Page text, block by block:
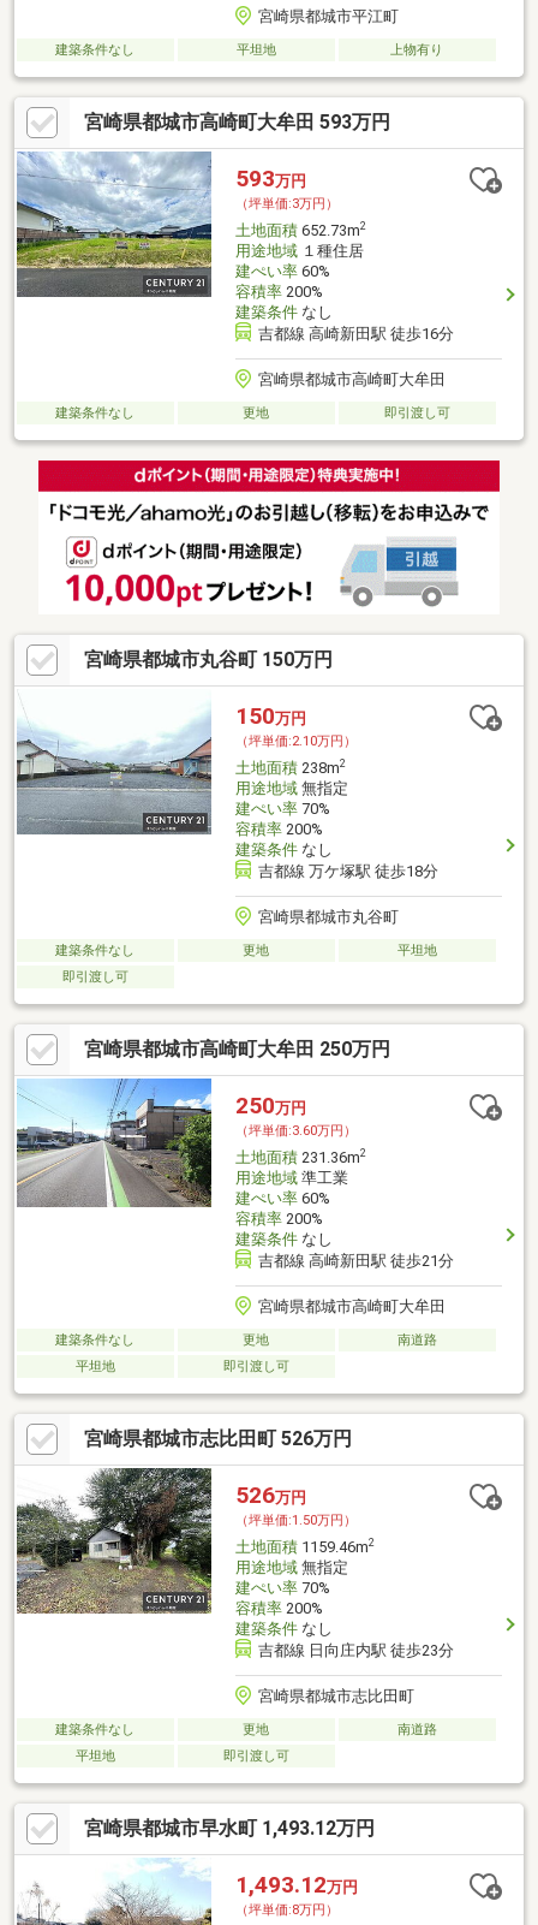
宮崎県都城市平江町
建築条件なし 平坦地 上物有り
宮崎県都城市高崎町大牟田 593万円
593万円
（坪単価:3万円）
土地面積652.73m2
用途地域１種住居
建ぺい率60%
容積率200%
建築条件なし
吉都線 高崎新田駅 徒歩16分
宮崎県都城市高崎町大牟田
建築条件なし 更地 即引渡し可
宮崎県都城市丸谷町 150万円
150万円
（坪単価:2.10万円）
土地面積238m2
用途地域無指定
建ぺい率70%
容積率200%
建築条件なし
吉都線 万ケ塚駅 徒歩18分
宮崎県都城市丸谷町
建築条件なし 更地
平坦地
即引渡し可
宮崎県都城市高崎町大牟田 250万円
250万円
（坪単価:3.60万円）
土地面積231.36m2
用途地域準工業
建ぺい率60%
容積率200%
建築条件なし
吉都線 高崎新田駅 徒歩21分
宮崎県都城市高崎町大牟田
建築条件なし 更地
南道路
平坦地
即引渡し可
宮崎県都城市志比田町 526万円
526万円
（坪単価:1.50万円）
土地面積1159.46m2
用途地域無指定
建ぺい率70%
容積率200%
建築条件なし
吉都線 日向庄内駅 徒歩23分
宮崎県都城市志比田町
建築条件なし 更地
南道路
平坦地
即引渡し可
宮崎県都城市早水町 1,493.12万円
1,493.12万円
（坪単価:8万円）